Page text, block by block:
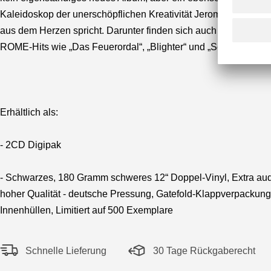
Kaleidoskop der unerschöpflichen Kreativität Jerome Reuters,
aus dem Herzen spricht. Darunter finden sich auch alternative
ROME-Hits wie „Das Feuerordal“, „Blighter“ und „Secret
Erhältlich als:
- 2CD Digipak
- Schwarzes, 180 Gramm schweres 12“ Doppel-Vinyl, Extra
hoher Qualität - deutsche Pressung, Gatefold-
Innenhüllen, Limitiert auf 500 Exemplare
Schnelle Lieferung 30 Tage Rückgaberecht